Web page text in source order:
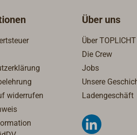
widerrufen
Über uns
Über TOPLICHT
Die Crew
Jobs
Unsere
Ladengeschäft